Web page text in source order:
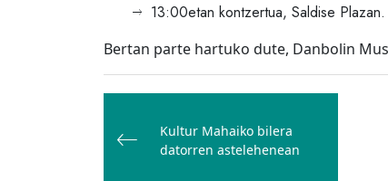
13:00etan kontzertua, Saldise Plazan.
Bertan parte hartuko dute, Danbolin
Bidalketetan
zehar
nabigatu
Kultur Mahaiko bilera
datorren astelehenean